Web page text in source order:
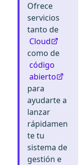
Ofrece
servicios
tanto de
Cloud
como de
código
abierto
para
ayudarte a
lanzar
rápidamen
te tu
sistema de
gestión e